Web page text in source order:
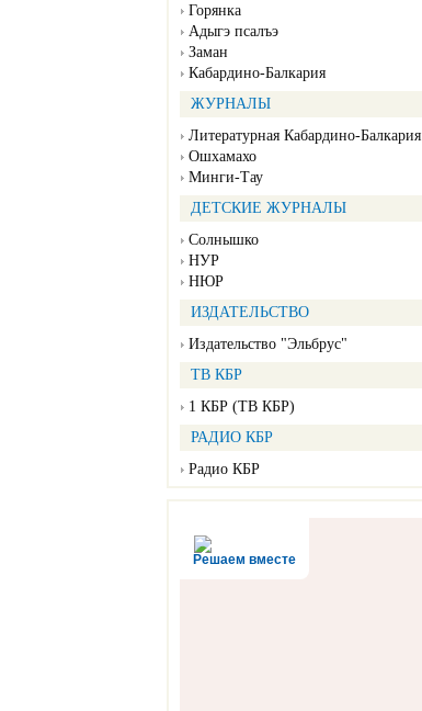
Горянка
Адыгэ псалъэ
Заман
Кабардино-Балкария
ЖУРНАЛЫ
Литературная Кабардино-Балкария
Ошхамахо
Минги-Тау
ДЕТСКИЕ ЖУРНАЛЫ
Солнышко
НУР
НЮР
ИЗДАТЕЛЬСТВО
Издательство "Эльбрус"
ТВ КБР
1 КБР (ТВ КБР)
РАДИО КБР
Радио КБР
Решаем вместе